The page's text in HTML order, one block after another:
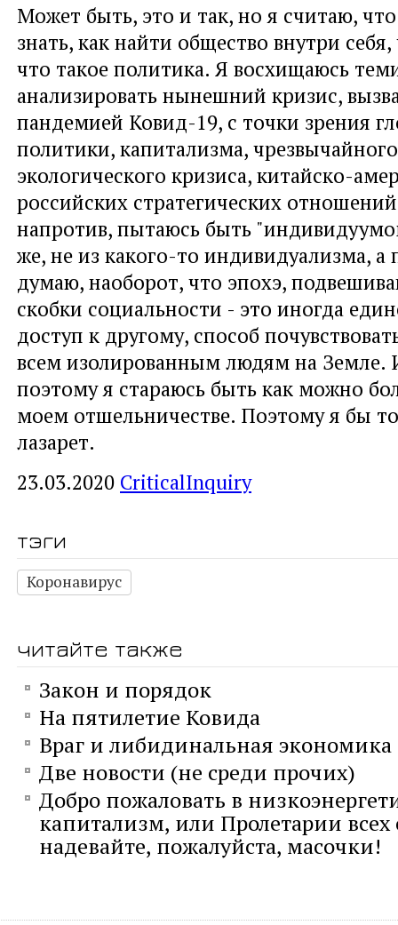
Может быть, это и так, но я считаю,
знать, как найти общество внутри
что такое политика. Я восхищаюсь
анализировать нынешний кризис,
пандемией Ковид-19, с точки зрения
политики, капитализма,
экологического кризиса, китайско-
российских стратегических
напротив, пытаюсь быть
же, не из какого-то индивидуализма, а
думаю, наоборот, что эпохэ,
скобки социальности - это иногда
доступ к другому, способ
всем изолированным людям на Земле.
поэтому я стараюсь быть как можно
моем отшельничестве. Поэтому я бы
лазарет.
23.03.2020 CriticalInquiry
тэги
Коронавирус
читайте также
Закон и порядок
На пятилетие Ковида
Враг и либидинальная экономика
Две новости (не среди прочих)
Добро пожаловать в
капитализм, или Пролетарии всех
надевайте, пожалуйста, масочки!